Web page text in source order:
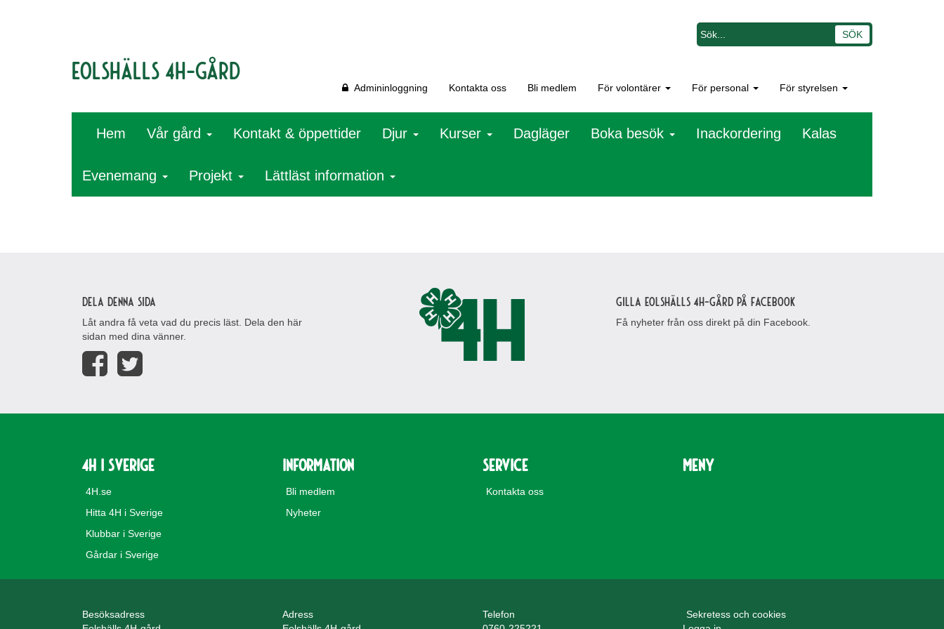
Eolshälls 4H-gård
Admininloggning Kontakta oss Bli medlem För volontärer För personal För styrelsen
Hem Vår gård Kontakt & öppettider Djur Kurser Dagläger Boka besök Inackordering Kalas
Evenemang Projekt Lättläst information
Dela denna sida
Låt andra få veta vad du precis läst. Dela den här
sidan med dina vänner.
Gilla Eolshälls 4H-gård på Facebook
Få nyheter från oss direkt på din Facebook.
4H i Sverige
4H.se
Hitta 4H i Sverige
Klubbar i Sverige
Gårdar i Sverige
Information
Bli medlem
Nyheter
Service
Kontakta oss
Meny
Besöksadress
Adress
Telefon
Sekretess och cookies